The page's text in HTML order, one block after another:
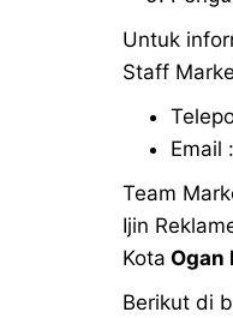
Untuk
Staff
Email
Team
Ijin
Kota Ogan
Berikut di